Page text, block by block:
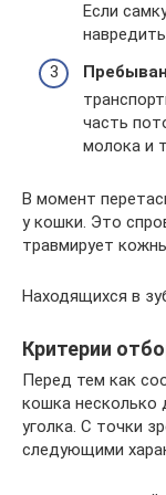
Если
часть
молока и
В момент
у кошки. Это
травмирует
Находящихся в
Критерии
Перед тем как
кошка несколько
уголка. С точки
следующими